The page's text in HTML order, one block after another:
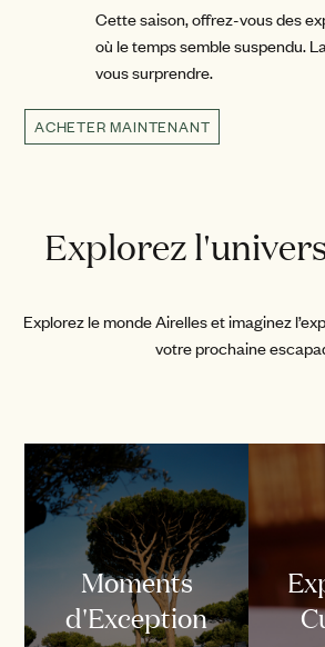
Cette saison, offrez-vous des
où le temps semble suspendu.
vous surprendre.
ACHETER MAINTENANT
Explorez
Explorez le monde Airelles et imaginez
votre prochaine
Moments
d'Exception